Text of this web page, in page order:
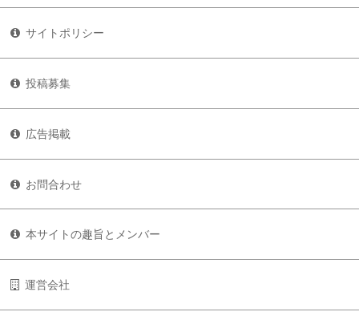
サイトポリシー
投稿募集
広告掲載
お問合わせ
本サイトの趣旨とメンバー
運営会社